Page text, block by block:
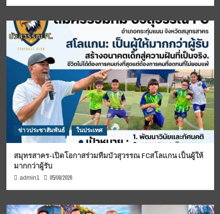
ข่าวประชาสัมพันธ์ ในประเทศ
สมุทรสาคร-เปิดโอกาสร่วมทีมบัวสุวรรณ FCสโลแกน เป็นผู้ให้
มากกว่าผู้รับ
admin1 05/08/2026